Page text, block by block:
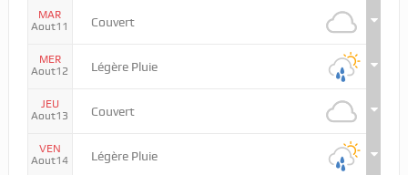
MAR
Aout11
Couvert
MER
Aout12
Légère Pluie
JEU
Aout13
Couvert
VEN
Aout14
Légère Pluie